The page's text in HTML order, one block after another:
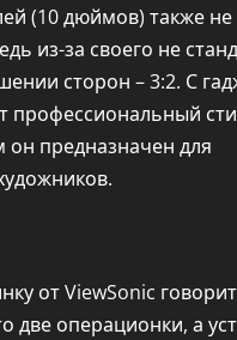
(10 дюймов) также
из-за своего не
сторон – 3:2. С
профессиональный
он предназначен для
от ViewSonic
две операционки, а